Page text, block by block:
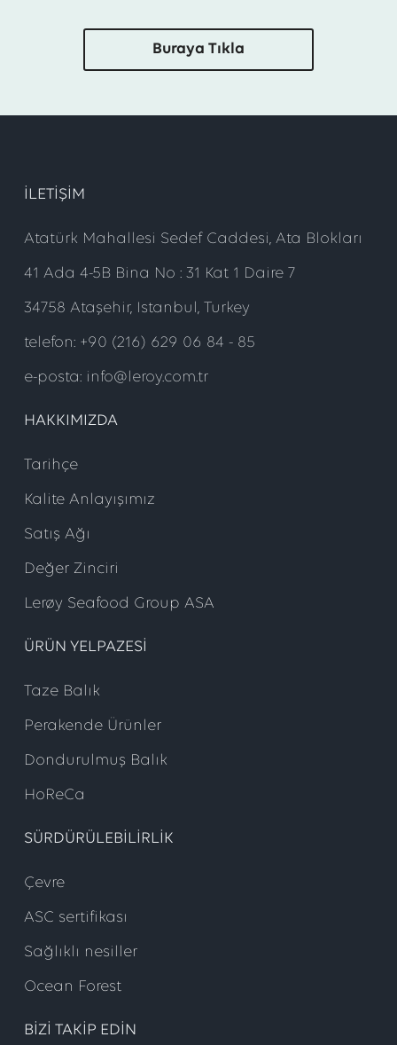
Buraya Tıkla
ILETIŞIM
Atatürk Mahallesi Sedef Caddesi, Ata Blokları
41 Ada 4-5B Bina No : 31 Kat 1 Daire 7
34758 Ataşehir, Istanbul, Turkey
telefon: +90 (216) 629 06 84 - 85
e-posta: info@leroy.com.tr
HAKKIMIZDA
Tarihçe
Kalite Anlayışımız
Satış Ağı
Değer Zinciri
Lerøy Seafood Group ASA
ÜRÜN YELPAZESI
Taze Balık
Perakende Ürünler
Dondurulmuş Balık
HoReCa
SÜRDÜRÜLEBILIRLIK
Çevre
ASC sertifikası
Sağlıklı nesiller
Ocean Forest
BIZI TAKIP EDIN